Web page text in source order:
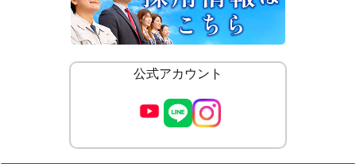
公式アカウント